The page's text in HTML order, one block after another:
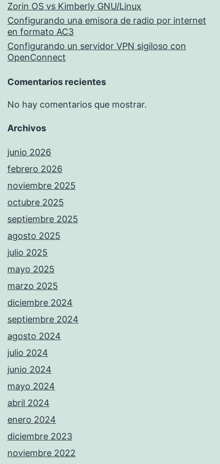
Zorin OS vs Kimberly GNU/Linux
Configurando una emisora de radio por internet
en formato AC3
Configurando un servidor VPN sigiloso con
OpenConnect
Comentarios recientes
No hay comentarios que mostrar.
Archivos
junio 2026
febrero 2026
noviembre 2025
octubre 2025
septiembre 2025
agosto 2025
julio 2025
mayo 2025
marzo 2025
diciembre 2024
septiembre 2024
agosto 2024
julio 2024
junio 2024
mayo 2024
abril 2024
enero 2024
diciembre 2023
noviembre 2022